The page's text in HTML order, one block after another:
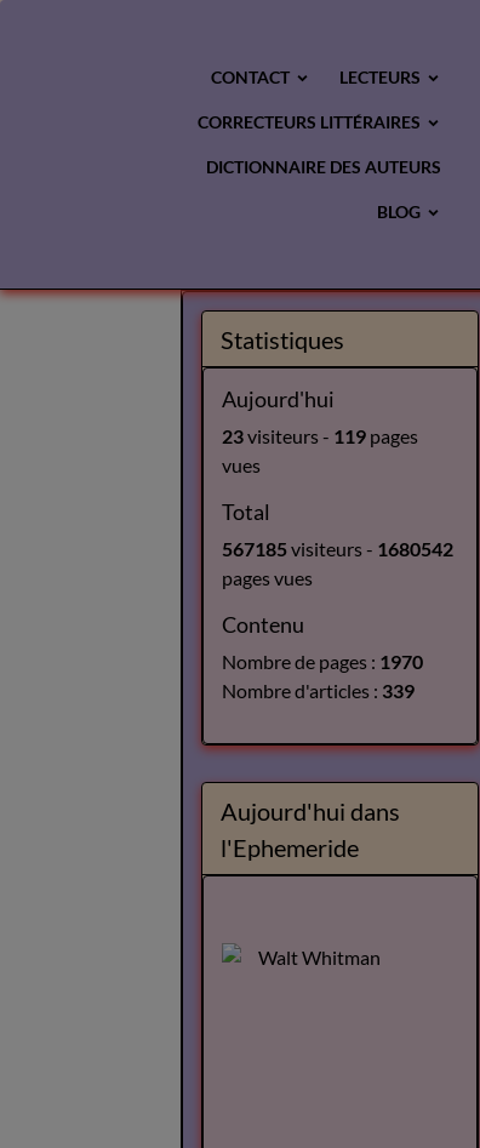
CONTACT LECTEURS
CORRECTEURS LITTÉRAIRES
DICTIONNAIRE DES AUTEURS
BLOG
Statistiques
Aujourd'hui
23visiteurs - 119 pages
vues
Total
567185visiteurs - 1680542
pages vues
Contenu
Nombre de pages : 1970
Nombre d'articles : 339
Aujourd'hui dans
l'Ephemeride